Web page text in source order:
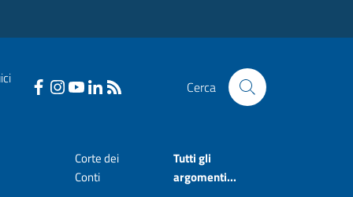
Cerca
Corte dei
Conti
Tutti gli
argomenti...